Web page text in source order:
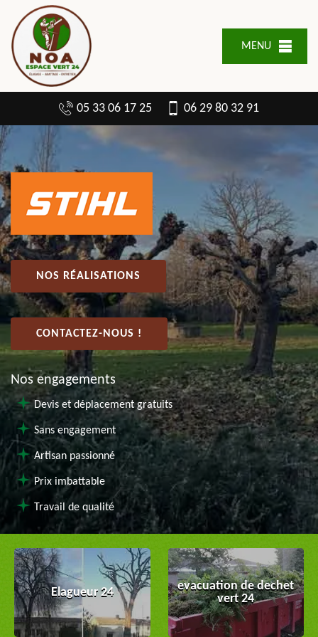
MENU
05 33 06 17 25 06 29 80 32 91
NOS RÉALISATIONS
CONTACTEZ-NOUS !
Nos engagements
Devis et déplacement gratuits
Sans engagement
Artisan passionné
Prix imbattable
Travail de qualité
Elagueur 24
evacuation de dechet
vert 24